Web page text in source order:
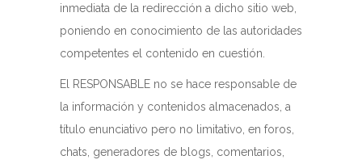
inmediata de la redirección a dicho sitio web,
poniendo en conocimiento de las autoridades
competentes el contenido en cuestión.
El RESPONSABLE no se hace responsable de
la información y contenidos almacenados, a
título enunciativo pero no limitativo, en foros,
chats, generadores de blogs, comentarios,